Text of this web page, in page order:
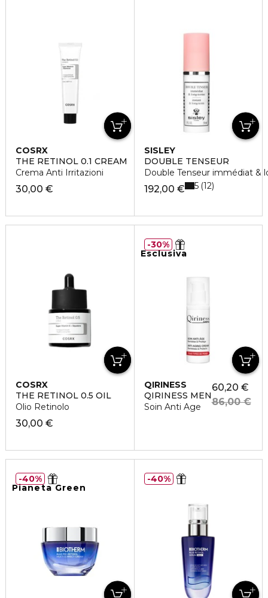
COSRX
THE RETINOL 0.1 CREAM
Crema Anti Irritazioni
30,00 €
SISLEY
DOUBLE TENSEUR
Double Tenseur immédiat &
192,00 € 5 12
COSRX
THE RETINOL 0.5 OIL
Olio Retinolo
30,00 €
Esclusiva
QIRINESS
QIRINESS MEN
Soin Anti Age
60,20 €
86,00 €
30%
Pianeta Green
40% 40%